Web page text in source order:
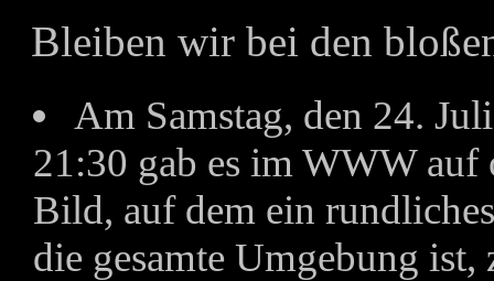
Bleiben wir bei den
Am Samstag, den 24.
21:30 gab es im WWW
Bild, auf dem ein
die gesamte Umgebung ist,